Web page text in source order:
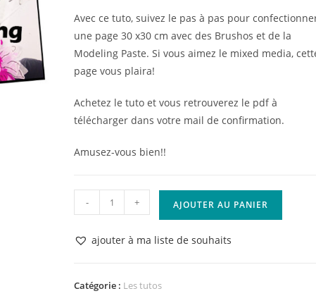
Avec ce tuto, suivez le pas à pas pour
une page 30 x30 cm avec des Brushos et de la
Modeling Paste. Si vous aimez le mixed media,
page vous plaira!
Achetez le tuto et vous retrouverez le pdf à
télécharger dans votre mail de confirmation.
Amusez-vous bien!!
quantité
de
Tuto
et
- + AJOUTER AU PANIER
ajouter à ma liste de souhaits
Catégorie : Les tutos